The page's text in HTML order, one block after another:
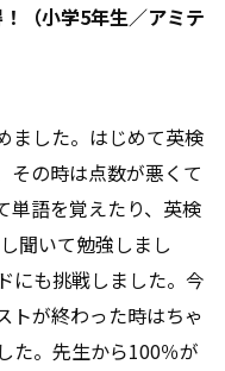
（小学5年生／アミテ
ました。はじめて英検
その時は点数が悪くて
単語を覚えたり、英検
聞いて勉強しまし
にも挑戦しました。今
トが終わった時はちゃ
た。先生から100％が